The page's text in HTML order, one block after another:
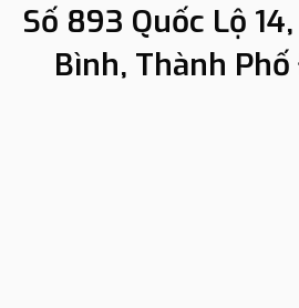
Số 893 Quốc Lộ
Bình, Thành